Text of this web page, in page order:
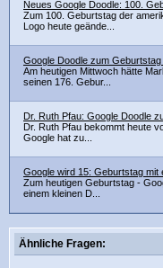
Neues Google Doodle: 100.
Zum 100. Geburtstag der
Logo heute geände...
Google Doodle zum
Am heutigen Mittwoch hätte
seinen 176. Gebur...
Dr. Ruth Pfau: Google Doodle
Dr. Ruth Pfau bekommt heute
Google hat zu...
Google wird 15: Geburtstag mit
Zum heutigen Geburtstag -
einem kleinen D...
Ähnliche Fragen: